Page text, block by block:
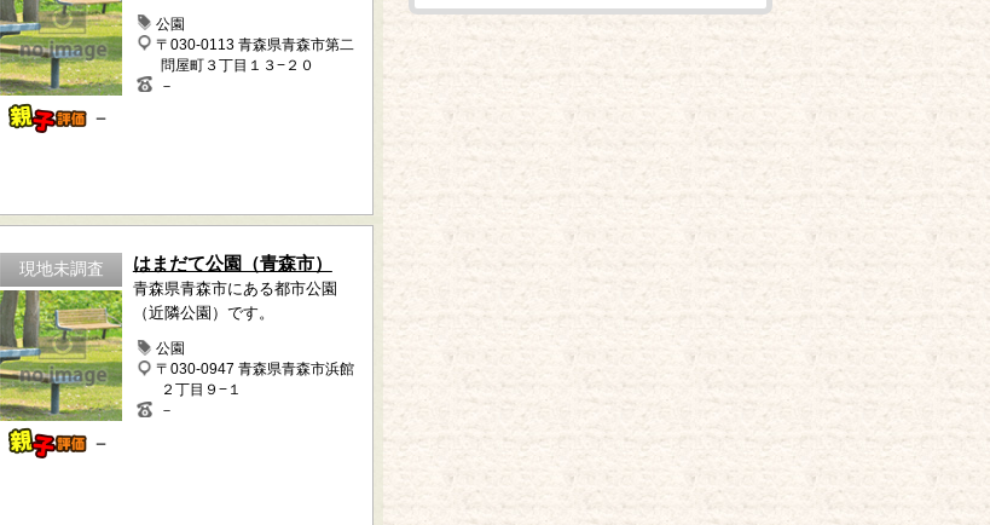
－
公園
〒030-0113 青森県青森市第二
問屋町３丁目１３−２０
－
現地未調査
－
はまだて公園（青森市）
青森県青森市にある都市公園
（近隣公園）です。
公園
〒030-0947 青森県青森市浜館
２丁目９−１
－